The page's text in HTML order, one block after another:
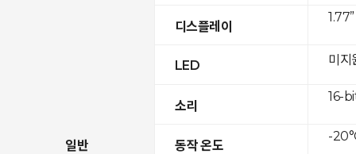
일반
디스플레이
LED
소리
동작 온도
미지
16-
-